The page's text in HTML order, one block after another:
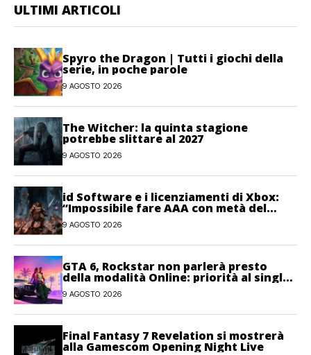
ULTIMI ARTICOLI
Spyro the Dragon | Tutti i giochi della
serie, in poche parole
9 AGOSTO 2026
The Witcher: la quinta stagione
potrebbe slittare al 2027
9 AGOSTO 2026
id Software e i licenziamenti di Xbox:
“Impossibile fare AAA con metà del
personale”
9 AGOSTO 2026
GTA 6, Rockstar non parlerà presto
della modalità Online: priorità al single-
player
9 AGOSTO 2026
Final Fantasy 7 Revelation si mostrerà
alla Gamescom Opening Night Live